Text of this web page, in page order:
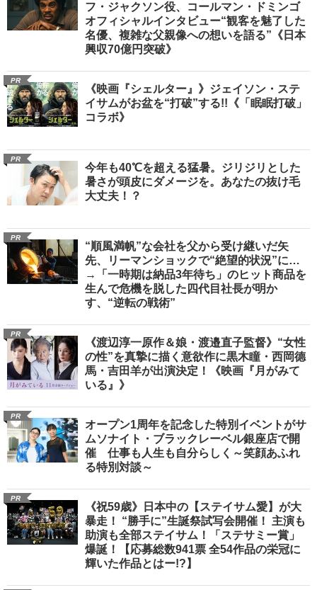
フ・ジャクソン役、コールマン・ドミンゴ
オフィシャルインタビュー“観客を魅了した
名優、複雑な父親像への想いを語る”《日本
興収70億円突破》
PR
《映画『シェルター』》ジェイソン・ステ
イサムがお盆を“打破”する!!《「眠眠打破」
コラボ》
PR
今年も40℃を超える猛暑。ジリジリとした
暑さが頭皮にダメージを。あなたの抜け毛
大丈夫！？
PR
“順風満帆”な会社を父から受け継いだ矢
先、リーマンショックで“絶望的状況”に…
→「一時期は納品3年待ち」のヒット商品を
生んで危機を脱した四代目社長が明か
す、“逆転の戦術”
PR
《渡辺淳一原作＆娘・渡邉直子監督》“女性
の性”を真摯に描く意欲作に黒木瞳・西岡德
馬・吉田羊が出演決定！《映画『月がみて
いる』》
PR
オープン1周年を記念した特別イベントがサ
ムソナイト・ブラックレーベル銀座店で開
催 仕事も人生も自分らしく～笑顔あふれ
る特別対談～
PR
《祝59歳》日本中の【ステイサム愛】が大
暴走！ “勝手に”生誕祭試写会開催！ 主演も
助演も全部ステイサム！「ステサミー賞」
爆誕！【応募総数941票 全54作品の栄冠に
輝いた作品とはー!?】